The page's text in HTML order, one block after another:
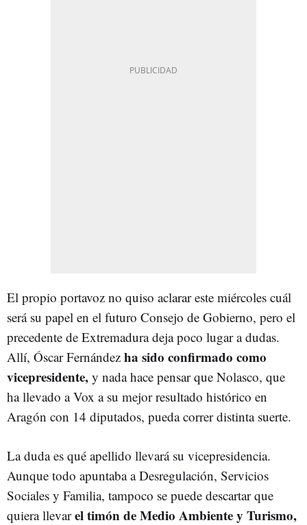
El propio portavoz no quiso aclarar este miércoles cuál
será su papel en el futuro Consejo de Gobierno, pero el
precedente de Extremadura deja poco lugar a dudas.
Allí, Óscar Fernández ha sido confirmado como
vicepresidente, y nada hace pensar que Nolasco, que
ha llevado a Vox a su mejor resultado histórico en
Aragón con 14 diputados, pueda correr distinta suerte.
La duda es qué apellido llevará su vicepresidencia.
Aunque todo apuntaba a Desregulación, Servicios
Sociales y Familia, tampoco se puede descartar que
quiera llevarel timón de Medio Ambiente y Turismo,